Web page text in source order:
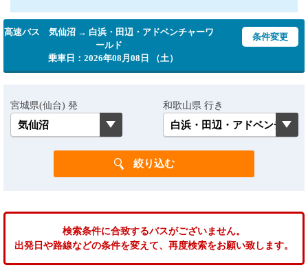
高速バス 気仙沼 → 白浜・田辺・アドベンチャーワ
ールド
乗車日：2026年08月08日 （土）
条件変更
宮城県(仙台) 発 和歌山県 行き
検索条件に合致するバスがございません。
出発日や路線などの条件を変えて、再度検索をお願い致します。